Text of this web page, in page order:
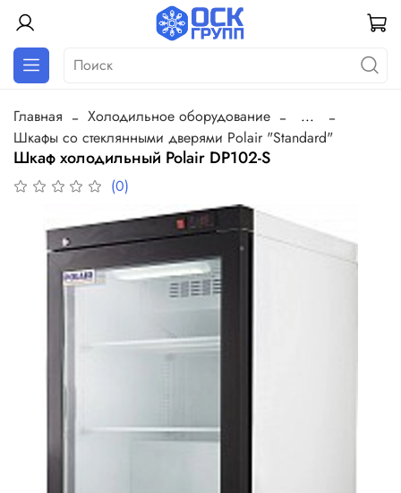
Главная Холодильное оборудование
...
Шкафы со стеклянными дверями Polair "Standard"
Шкаф холодильный Polair DP102-S
(0)